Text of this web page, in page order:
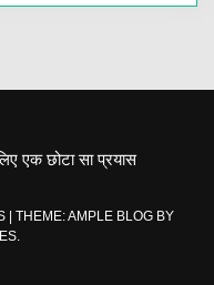
एक छोटा सा प्रयास
THEME: AMPLE BLOG BY
.